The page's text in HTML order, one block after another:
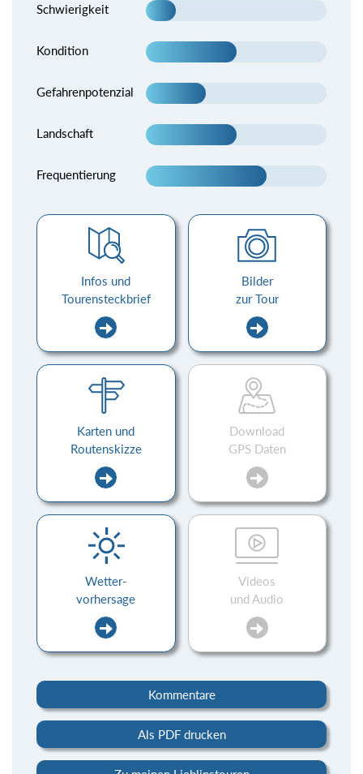
Schwierigkeit
Kondition
Gefahrenpotenzial
Landschaft
Frequentierung
Infos und
Tourensteckbrief
Bilder
zur Tour
Karten und
Routenskizze
Download
GPS Daten
Wetter-
vorhersage
Videos
und Audio
Kommentare
Als PDF drucken